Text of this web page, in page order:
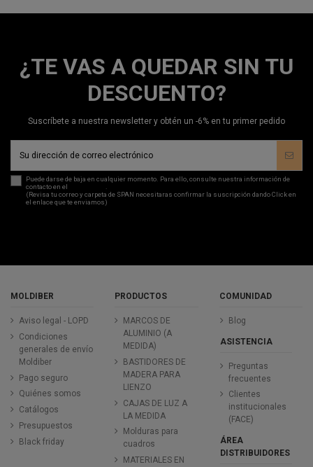
¿TE VAS A QUEDAR SIN TU
DESCUENTO?
Suscríbete a nuestra newsletter y obtén un -6% en tu primer pedido
Puede darse de baja en cualquier momento. Para ello, consulte nuestra información de
contacto en el
(Revisa tu correo y carpeta de SPAN necesitaras confirmar la suscripción dando Click en
el enlace que te enviamos)
MOLDIBER
Aviso legal - LOPD
Condiciones
generales de envío
Moldiber
Pago seguro
Quiénes somos
Catálogos
Presupuestos
Black friday
PRODUCTOS
MARCOS DE
ALUMINIO (A
MEDIDA)
BASTIDORES DE
MADERA PARA
LIENZO
CAJAS DE LUZ A
LA MEDIDA
Molduras para
cuadros
MATERIALES EN
COMUNIDAD
Blog
ASISTENCIA
Preguntas
frecuentes
Clientes
institucionales
(FACE)
ÁREA
DISTRIBUIDORES